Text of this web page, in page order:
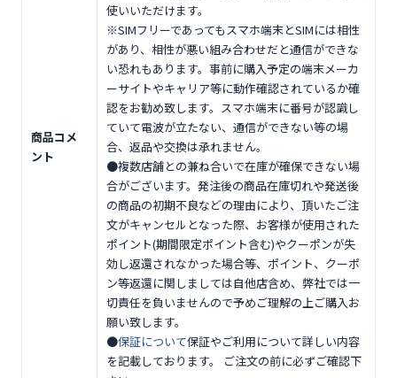
商品コメ
ント
使いいただけます。
※SIMフリーであってもスマホ端末とSIMには相性
があり、相性が悪い組み合わせだと通信ができな
い恐れもあります。事前に購入予定の端末メーカ
ーサイトやキャリア等に動作確認されているか確
認をお勧め致します。スマホ端末に番号が認識し
ていて電波が立たない、通信ができない等の場
合、返品や交換は承れません。
●複数店舗との兼ね合いで在庫が確保できない場
合がございます。発注後の商品在庫切れや発送後
の商品の初期不良などの理由により、頂いたご注
文がキャンセルとなった際、お客様が使用された
ポイント(期間限定ポイント含む)やクーポンが失
効し返還されなかった場合等、ポイント、クーポ
ン等返還に関しましては自他店含め、弊社では一
切責任を負いませんので予めご理解の上ご購入お
願い致します。
●保証について保証やご利用について詳しい内容
を記載しております。 ご注文の前に必ずご確認下